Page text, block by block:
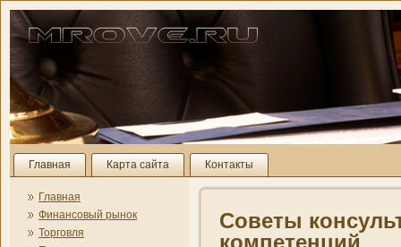
Главная Карта сайта Контакты
Главная
Финансовый рынок
Торговля
Советы
компетенций